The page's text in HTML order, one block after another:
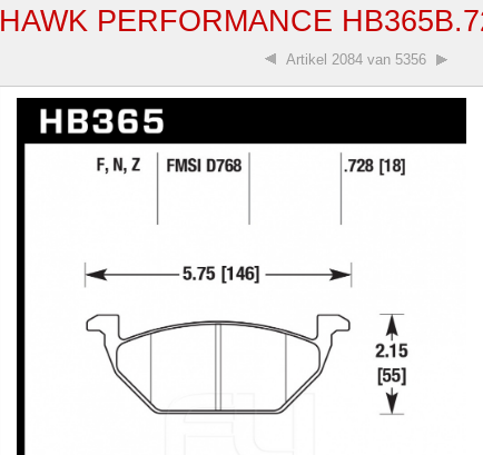
HAWK PERFORMANCE
Artikel 2084 van 5356